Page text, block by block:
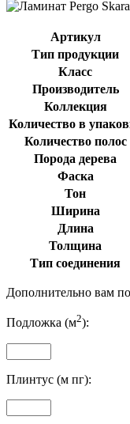
Артикул
Тип продукции
Класс
Производитель
Коллекция
Количество в
Количество полос
Порода дерева
Фаска
Тон
Ширина
Длина
Толщина
Тип соединения
Дополнительно вам
Подложка (м2):
Плинтус (м пг):